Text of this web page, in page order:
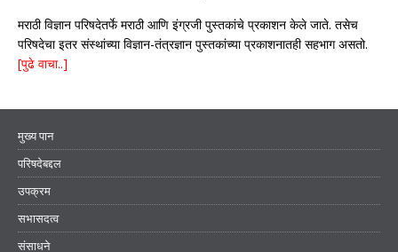
मराठी विज्ञान परिषदेतर्फे मराठी आणि इंग्रजी पुस्तकांचे प्रकाशन केले जाते. तसेच
परिषदेचा इतर संस्थांच्या विज्ञान-तंत्रज्ञान पुस्तकांच्या प्रकाशनातही सहभाग असतो.
[पुढे वाचा..]
मुख्य पान
परिषदेबद्दल
उपक्रम
सभासदत्व
संसाधने